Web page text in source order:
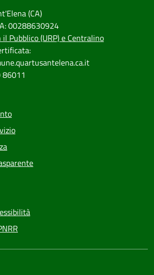
(CA)
00288630924
Pubblico (URP) e Centralino
86011